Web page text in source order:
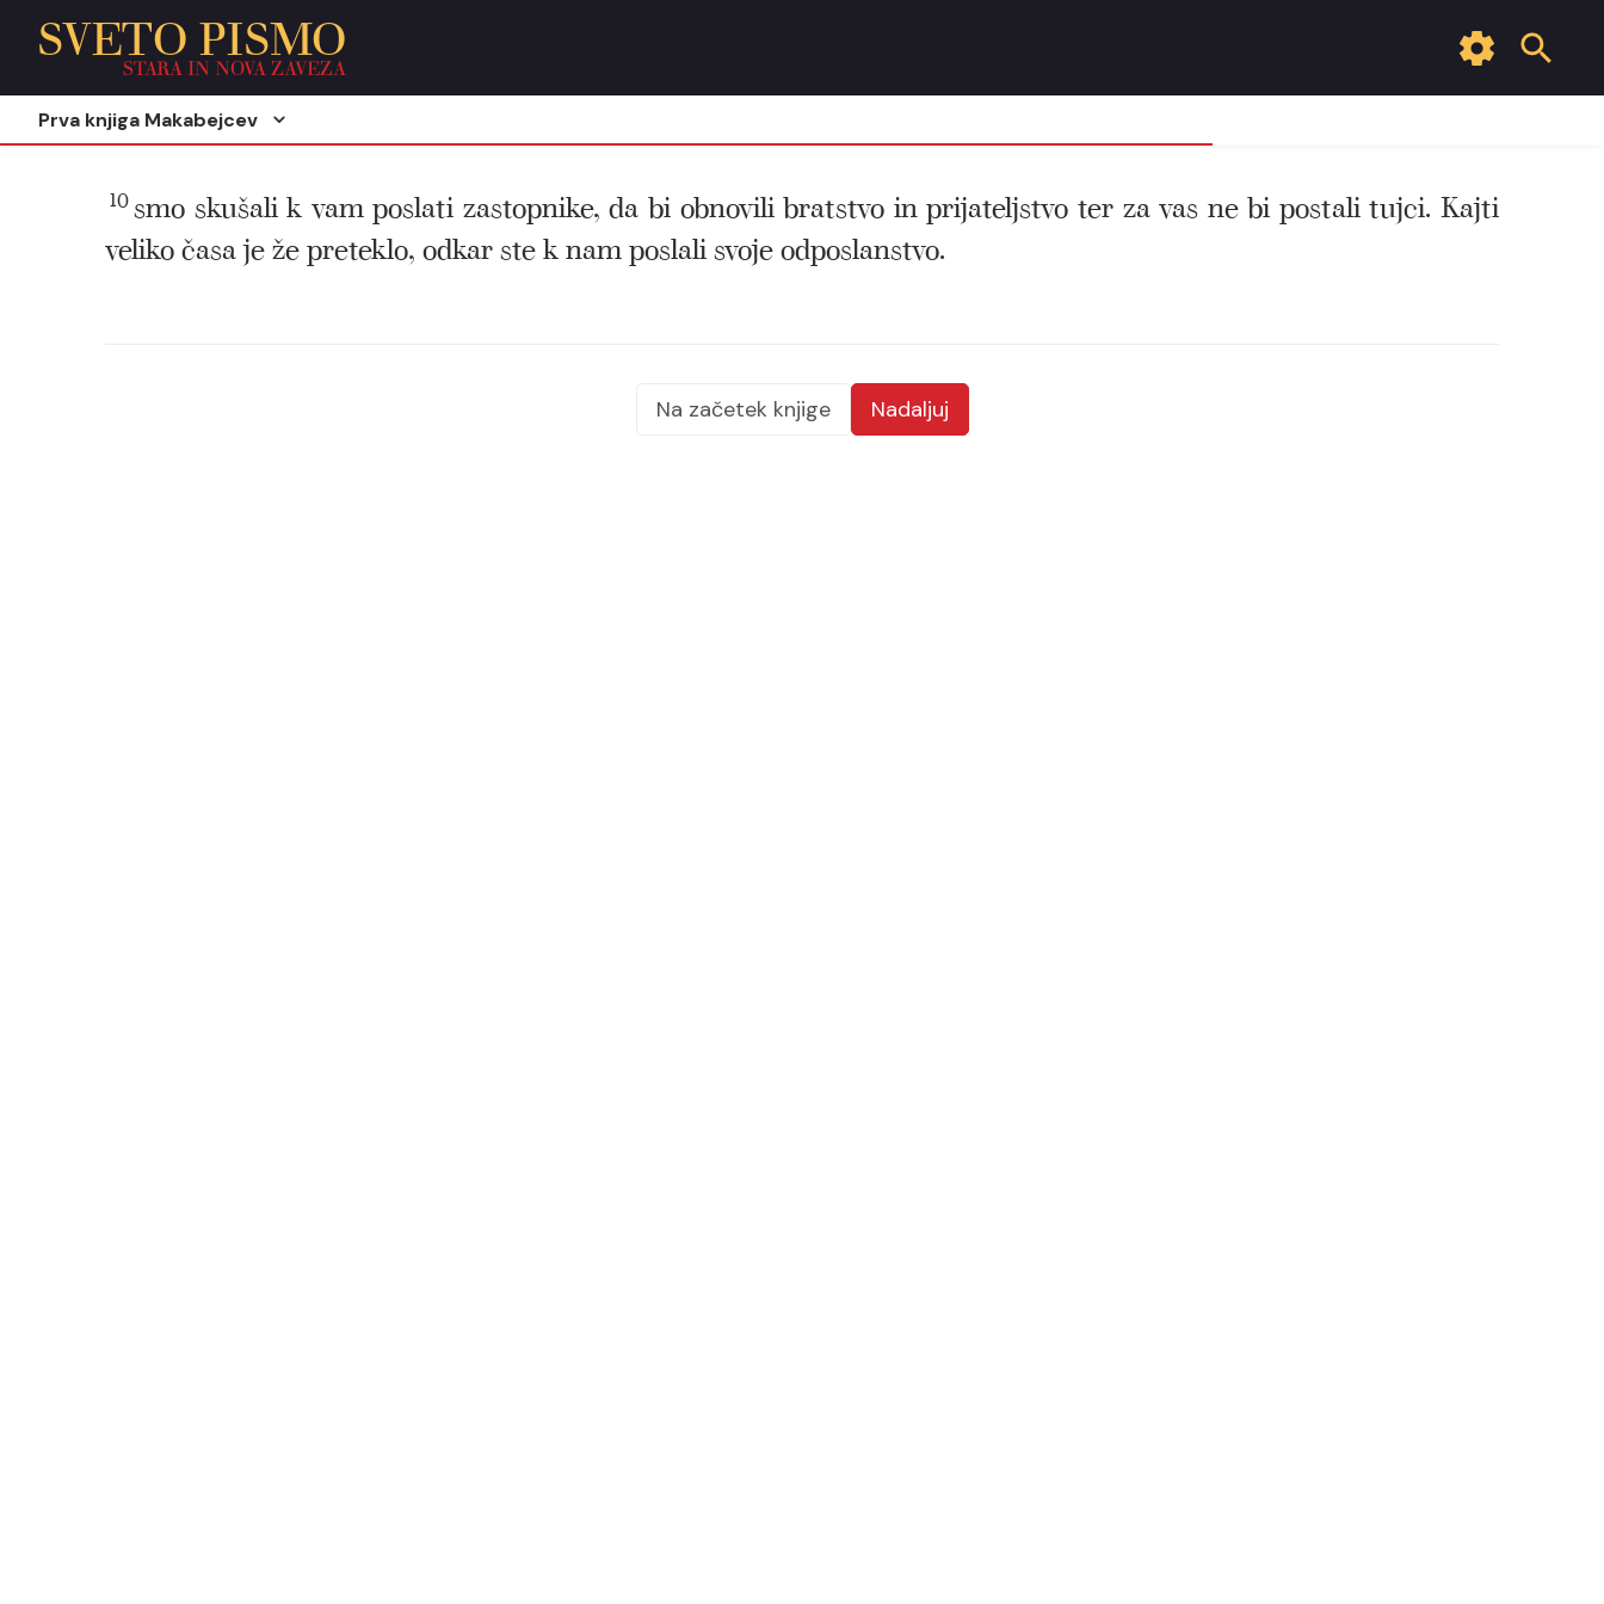
SVETO PISMO
STARA IN NOVA ZAVEZA
Prva knjiga Makabejcev
10smo skušali k vam poslati zastopnike, da bi obnovili bratstvo in prijateljstvo ter za vas ne bi postali tujci. Kajti
veliko časa je že preteklo, odkar ste k nam poslali svoje odposlanstvo.
Na začetek knjige Nadaljuj